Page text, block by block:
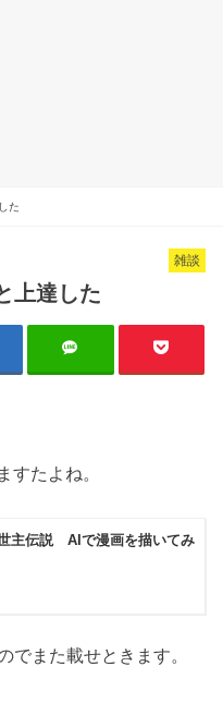
た
雑談
上達した
すたよね。
主伝説 AIで漫画を描いてみ
でまた載せときます。